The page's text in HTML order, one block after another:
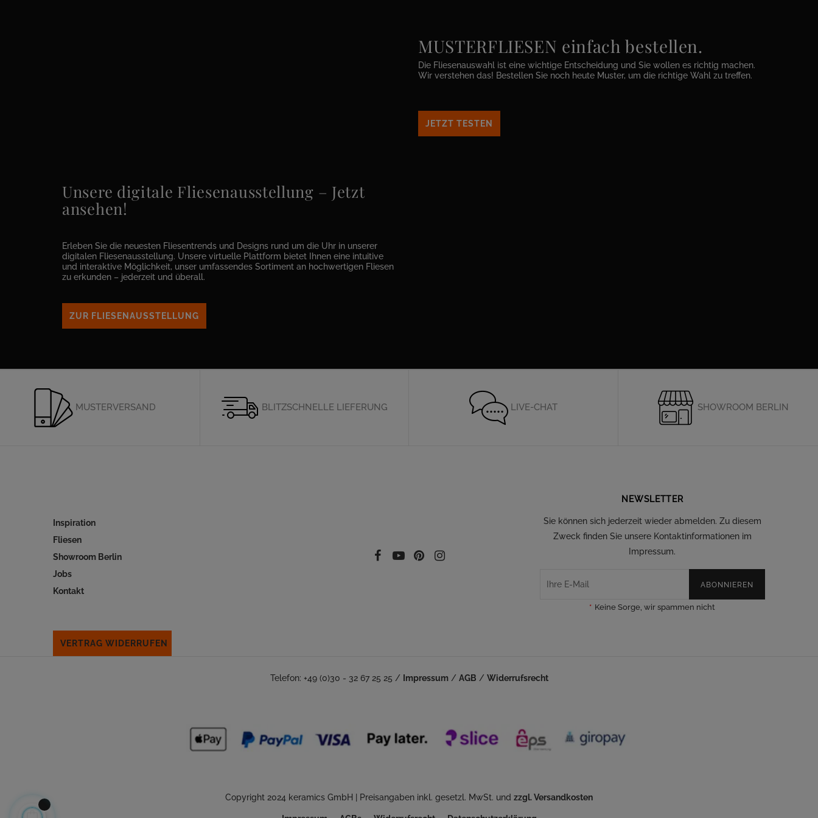
MUSTERFLIESEN einfach bestellen.
Die Fliesenauswahl ist eine wichtige Entscheidung und Sie wollen es richtig machen.
Wir verstehen das! Bestellen Sie noch heute Muster, um die richtige Wahl zu treffen.
JETZT TESTEN
Unsere digitale Fliesenausstellung – Jetzt
ansehen!
Erleben Sie die neuesten Fliesentrends und Designs rund um die Uhr in unserer
digitalen Fliesenausstellung. Unsere virtuelle Plattform bietet Ihnen eine intuitive
und interaktive Möglichkeit, unser umfassendes Sortiment an hochwertigen Fliesen
zu erkunden – jederzeit und überall.
ZUR FLIESENAUSSTELLUNG
MUSTERVERSAND BLITZSCHNELLE LIEFERUNG LIVE-CHAT SHOWROOM BERLIN
Inspiration
Fliesen
Showroom Berlin
Jobs
Kontakt
FacebookYouTubePinterest
NEWSLETTER
Sie können sich jederzeit wieder abmelden. Zu diesem
Zweck finden Sie unsere Kontaktinformationen im
Impressum.
ABONNIEREN
* Keine Sorge, wir spammen nicht
VERTRAG WIDERRUFEN
Telefon: +49 (0)30 - 32 67 25 25 / Impressum/ AGB / Widerrufsrecht
Copyright 2024 keramics GmbH | Preisangaben inkl. gesetzl. MwSt. und zzgl. Versandkosten